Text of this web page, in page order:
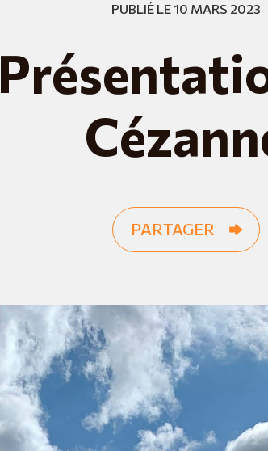
PUBLIÉ LE 10 MARS 2023
PARTAGER